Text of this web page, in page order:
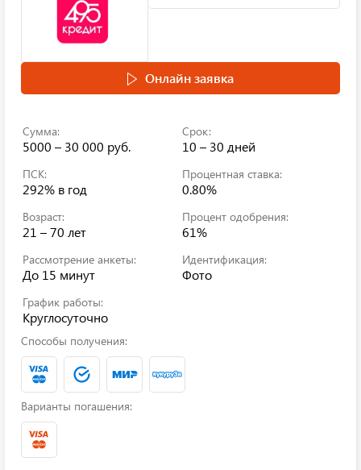
Онлайн заявка
Сумма:
5000 – 30 000 руб.
Срок:
10 – 30 дней
ПСК:
292% в год
Процентная ставка:
0.80%
Возраст:
21 – 70 лет
Процент одобрения:
61%
Рассмотрение анкеты:
До 15 минут
Идентификация:
Фото
График работы:
Круглосуточно
Способы получения:
Варианты погашения: